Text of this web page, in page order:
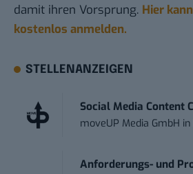
damit ihren Vorsprung. Hier
kostenlos anmelden.
STELLENANZEIGEN
Social Media Content
moveUP Media GmbH in
Anforderungs- und